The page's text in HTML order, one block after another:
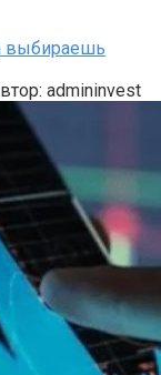
выбираешь
admininvest